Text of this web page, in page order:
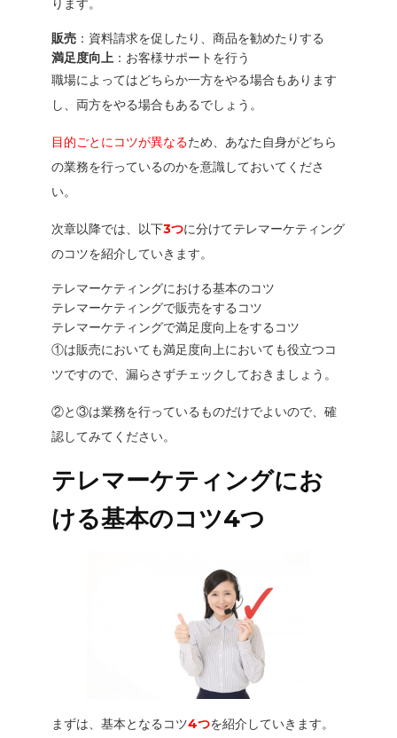
ります。
販売 ：資料請求を促したり、商品を勧めたりする
満足度向上 ：お客様サポートを行う
職場によってはどちらか一方をやる場合もあります
し、両方をやる場合もあるでしょう。
目的ごとにコツが異なるため、あなた自身がどちら
の業務を行っているのかを意識しておいてくださ
い。
次章以降では、以下3つに分けてテレマーケティング
のコツを紹介していきます。
テレマーケティングにおける基本のコツ
テレマーケティングで販売をするコツ
テレマーケティングで満足度向上をするコツ
①は販売においても満足度向上においても役立つコ
ツですので、漏らさずチェックしておきましょう。
②と③は業務を行っているものだけでよいので、確
認してみてください。
テレマーケティングにお
ける基本のコツ4つ
まずは、基本となるコツ4つを紹介していきます。